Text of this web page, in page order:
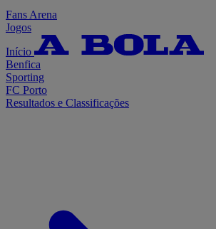
Fans Arena
Jogos
Início
Benfica
Sporting
FC Porto
Resultados e Classificações